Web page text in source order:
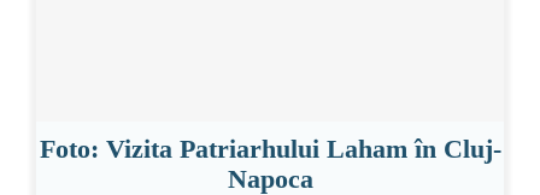
Foto: Vizita Patriarhului Laham în Cluj-
Napoca